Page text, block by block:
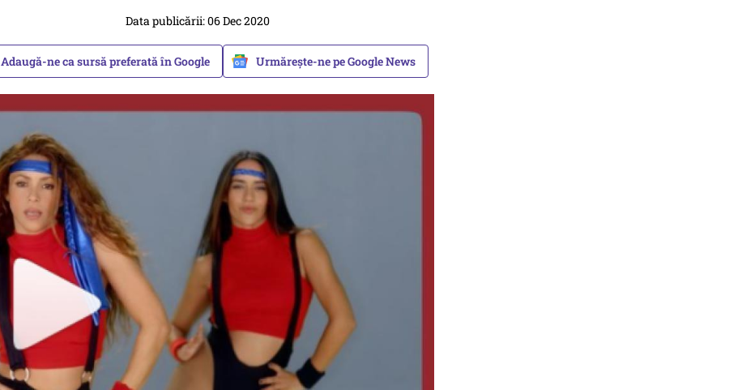
Data publicării: 06 Dec 2020
Adaugă-ne ca sursă preferată în Google Urmărește-ne pe Google News